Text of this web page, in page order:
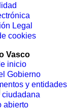
Legal
cookies
Vasco
inicio
Gobierno
y entidades
ciudadana
abierto